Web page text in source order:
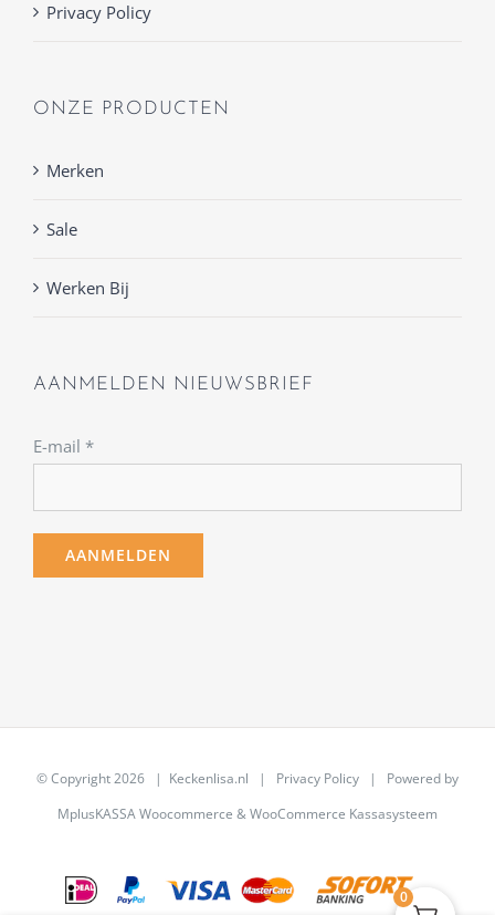
Privacy Policy
ONZE PRODUCTEN
Merken
Sale
Werken Bij
AANMELDEN NIEUWSBRIEF
E-mail *
© Copyright2026 | Keckenlisa.nl | Privacy Policy | Powered by
MplusKASSA Woocommerce &WooCommerce Kassasysteem
0